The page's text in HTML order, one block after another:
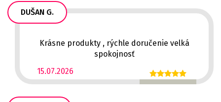
DUŠAN G.
15.07.2026
Krásne produkty , rýchle doručenie velká
spokojnosť